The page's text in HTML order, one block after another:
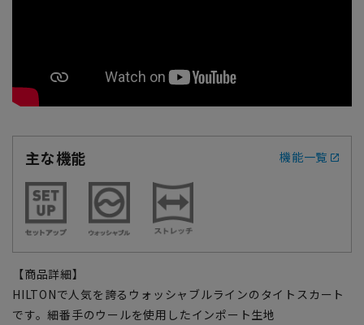
主な機能 機能一覧
【商品詳細】
HILTONで人気を誇るウォッシャブルラインのタイトスカート
です。細番手のウールを使用したインポート生地